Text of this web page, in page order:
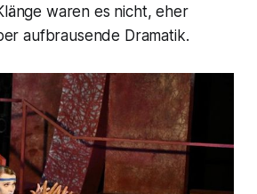
waren es nicht, eher
aufbrausende Dramatik.